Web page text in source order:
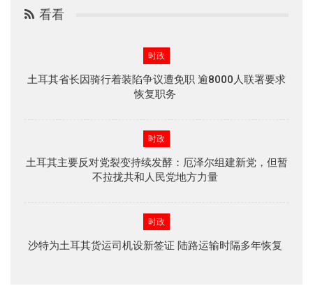
看看
时政
土耳其省长因骑行着装陷争议遭免职 逾8000人联署要求
恢复职务
时政
土耳其主要反对党裂变持续发酵：厄泽尔组建新党，但暂
不拉拢共和人民党地方力量
时政
沙特为土耳其货运司机设新签证 陆路运输时隔多年恢复